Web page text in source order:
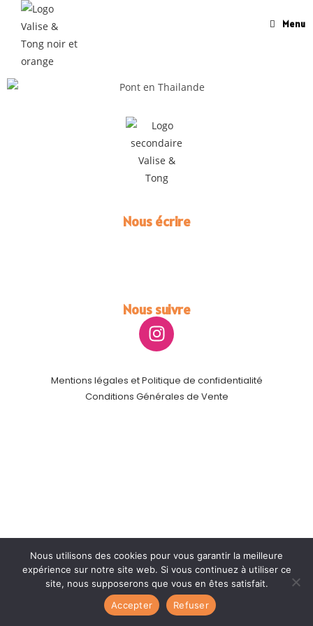
Menu
Nous écrire
Nous suivre
Mentions légales et Politique de confidentialité
Conditions Générales de Vente
Nous utilisons des cookies pour vous garantir la meilleure
expérience sur notre site web. Si vous continuez à utiliser ce
site, nous supposerons que vous en êtes satisfait.
Accepter
Refuser